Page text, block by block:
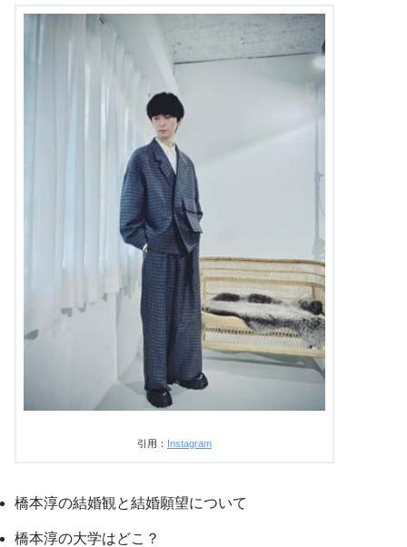
引用： Instagram
橋本淳の結婚観と結婚願望について
橋本淳の大学はどこ？